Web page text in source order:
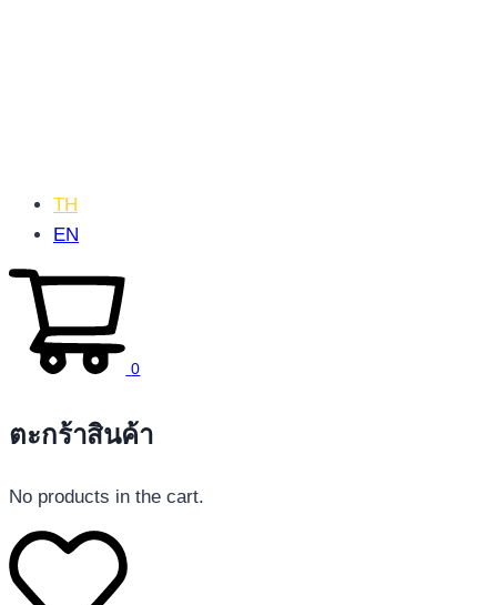
TH
EN
0
ตะกร้าสินค้า
No products in the cart.